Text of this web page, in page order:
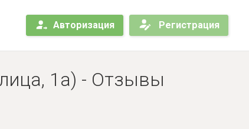
Авторизация Регистрация
1а) - Отзывы